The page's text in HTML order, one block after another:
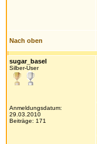
Nach oben
sugar_basel
Silber-User
Anmeldungsdatum:
29.03.2010
Beiträge: 171